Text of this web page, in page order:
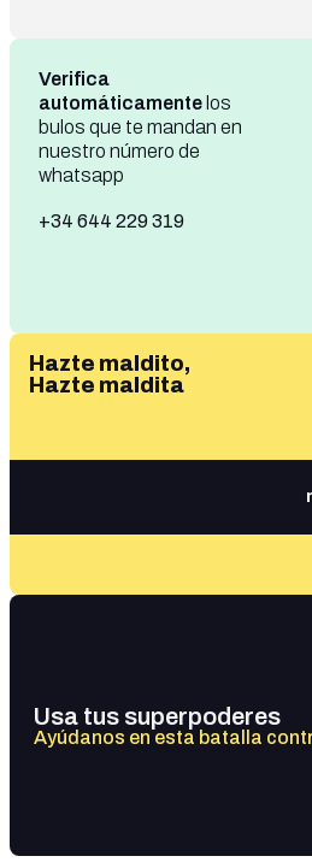
Verifica
automáticamente los
bulos que te mandan en
nuestro número de
whatsapp
+34 644 229 319
Hazte maldito,
Hazte maldita
Usa tus superpoderes
Ayúdanos en esta batalla